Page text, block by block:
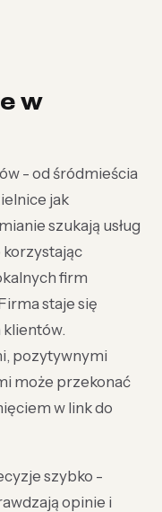
w
- od śródmieścia
jak
szukają usług
korzystając
firm
staje się
pozytywnymi
może przekonać
w link do
szybko -
opinie i